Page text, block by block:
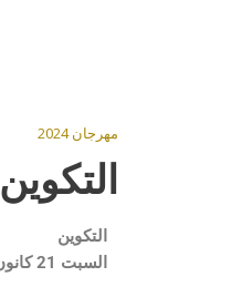
مهرجان 2024
التكوين
التكوين
السبت 21 كانون الأول، الساعة 8:30 عصرًا،